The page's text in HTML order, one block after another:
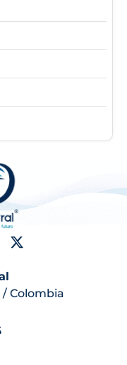
/ Colombia